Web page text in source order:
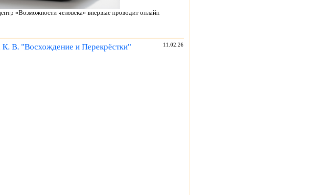
«Возможности человека» впервые проводит онлайн
К. В. "Восхождение и Перекрёстки"
11.02.26